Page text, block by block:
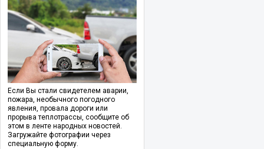
Если Вы стали свидетелем аварии,
пожара, необычного погодного
явления, провала дороги или
прорыва теплотрассы, сообщите об
этом в ленте народных новостей.
Загружайте фотографии через
специальную форму.